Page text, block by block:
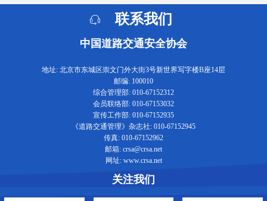
联系我们
中国道路交通安全协会
地址: 北京市东城区崇文门外大街3号新世界写字楼B座14层
邮编: 100010
综合管理部: 010-67152312
会员联络部: 010-67153032
宣传工作部: 010-67152935
《道路交通管理》杂志社: 010-67152945
传真: 010-67152962
邮箱: crsa@crsa.net
网址: www.crsa.net
关注我们